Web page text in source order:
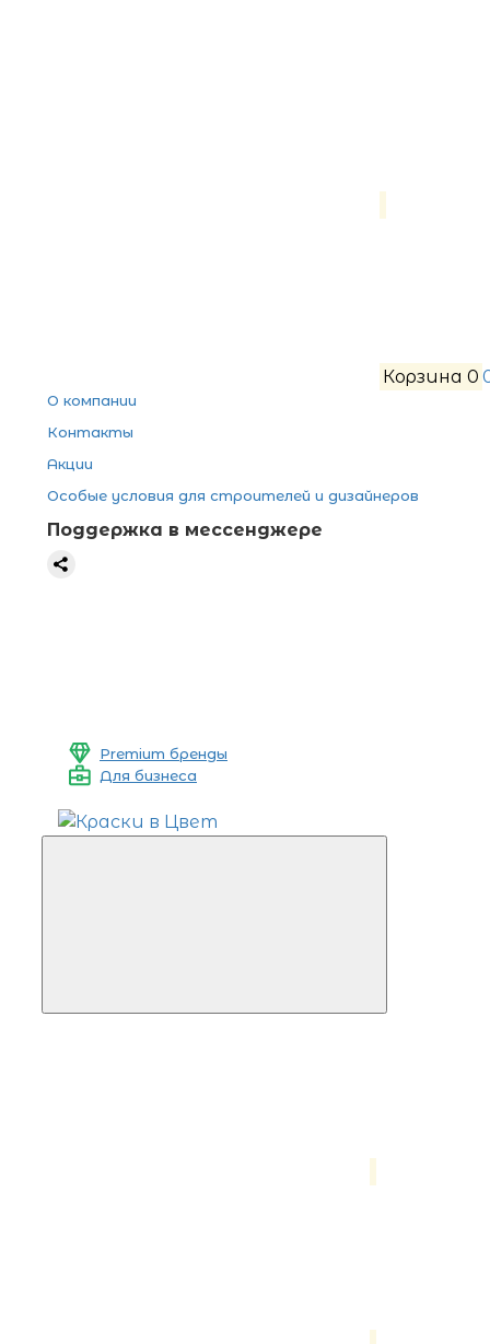
Корзина 0
О компании
Контакты
Акции
Особые условия для строителей и дизайнеров
Поддержка в мессенджере
Premium бренды
Для бизнеса